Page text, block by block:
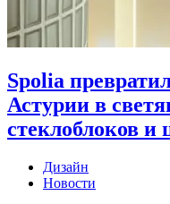
Spolia
Астурии в
стеклоблоков и
Дизайн
Новости